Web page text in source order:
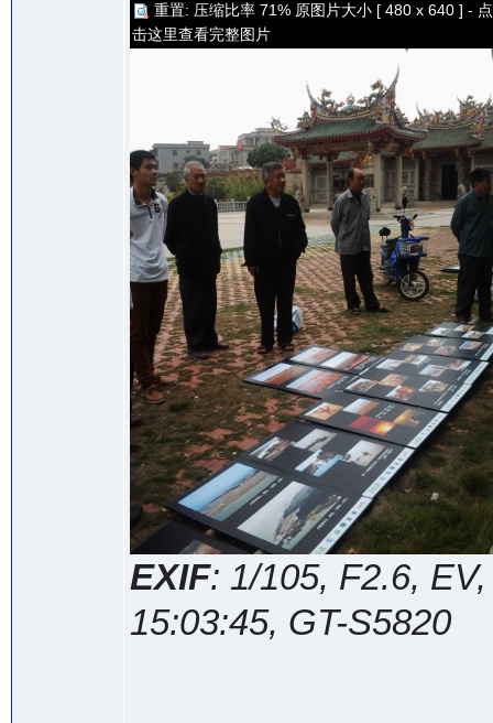
重置: 压缩比率 71% 原图片大小 [ 480 x 640 ] - 点
击这里查看完整图片
EXIF: 1/105, F2.6,
15:03:45, GT-S5820